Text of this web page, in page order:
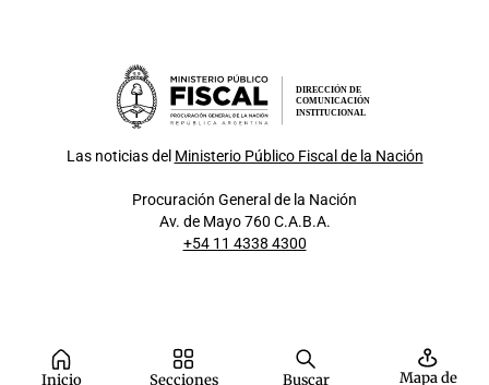
Inicio Secciones Buscar Mapa de
DIRECCIÓN DE
COMUNICACIÓN
INSTITUCIONAL
Las noticias del Ministerio Público Fiscal de la Nación
Procuración General de la Nación
Av. de Mayo 760 C.A.B.A.
+54 11 4338 4300